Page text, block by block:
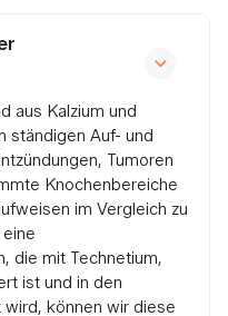
aus Kalzium und
ständigen Auf- und
Tumoren
Knochenbereiche
im Vergleich zu
die mit Technetium,
ist und in den
können wir diese